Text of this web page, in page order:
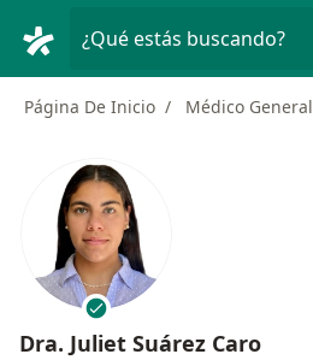
¿Qué estás buscando?
Página De Inicio Médico General
Dra. Juliet Suárez Caro